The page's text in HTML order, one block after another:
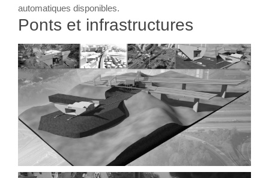
automatiques disponibles.
Ponts et infrastructures